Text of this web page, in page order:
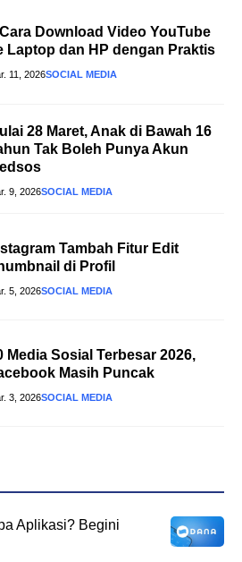
Download Video YouTube
Laptop dan HP dengan Praktis
11, 2026SOCIAL MEDIA
28 Maret, Anak di Bawah 16
Tak Boleh Punya Akun
9, 2026SOCIAL MEDIA
Tambah Fitur Edit
di Profil
5, 2026SOCIAL MEDIA
Media Sosial Terbesar 2026,
Masih Puncak
3, 2026SOCIAL MEDIA
Aplikasi? Begini